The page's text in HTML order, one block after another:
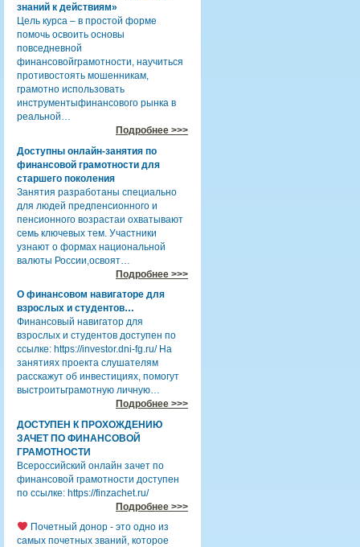
знаний к действиям»
Цель курса – в простой форме
помочь освоить основы
повседневной
финансовойграмотности, научиться
противостоять мошенникам,
грамотно использовать
инструментыфинансового рынка в
реальной…
Подробнее >>>
Доступны онлайн-занятия по
финансовой грамотности для
старшего поколения
Занятия разработаны специально
для людей предпенсионного и
пенсионного возрастаи охватывают
семь ключевых тем. Участники
узнают о формах национальной
валюты России,освоят…
Подробнее >>>
О финансовом навигаторе для
взрослых и студентов…
Финансовый навигатор для
взрослых и студентов доступен по
ссылке: https://investor.dni-fg.ru/ На
занятиях проекта слушателям
расскажут об инвестициях, помогут
выстроитьграмотную личную…
Подробнее >>>
ДОСТУПЕН К ПРОХОЖДЕНИЮ
ЗАЧЕТ ПО ФИНАНСОВОЙ
ГРАМОТНОСТИ
Всероссийский онлайн зачет по
финансовой грамотности доступен
по ссылке: https://finzachet.ru/
Подробнее >>>
Почетный донор - это одно из
самых почетных званий, которое